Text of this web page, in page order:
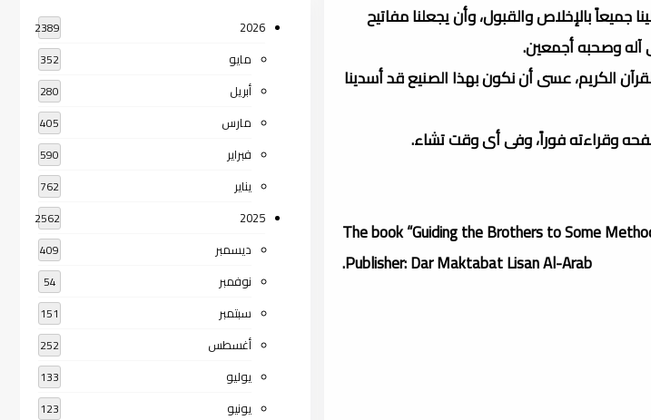
جميعاً بالإخلاص والقبول، وأن يجعلنا مفاتيح
آله وصحبه أجمعين.
الكريم، عسى أن نكون بهذا الصنيع قد أسدينا
وقراءته فوراً، وفى أى وقت تشاء.
The book “Guiding the Brothers to Some
Publisher: Dar Maktabat Lisan Al-Arab.
2026
2389
مايو 352
أبريل 280
مارس 405
فبراير 590
يناير 762
2025
2562
ديسمبر 409
نوفمبر 54
سبتمبر 151
أغسطس 252
يوليو 133
يونيو 123